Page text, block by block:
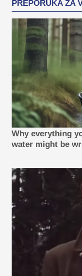
PREPORUKA ZA
Why everything
water might be